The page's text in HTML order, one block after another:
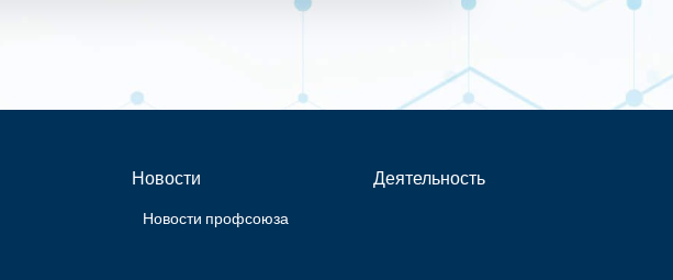
Новости
Новости профсоюза
Деятельность